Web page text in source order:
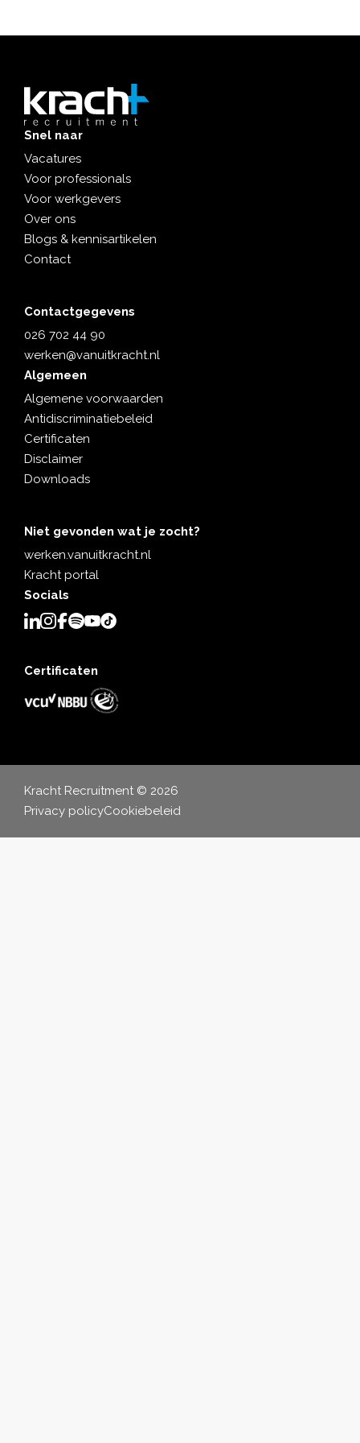
Snel naar
Vacatures
Voor professionals
Voor werkgevers
Over ons
Blogs & kennisartikelen
Contact
Contactgegevens
026 702 44 90
werken@vanuitkracht.nl
Algemeen
Algemene voorwaarden
Antidiscriminatiebeleid
Certificaten
Disclaimer
Downloads
Niet gevonden wat je zocht?
werken.vanuitkracht.nl
Kracht portal
Socials
Certificaten
Kracht Recruitment © 2026
Privacy policyCookiebeleid